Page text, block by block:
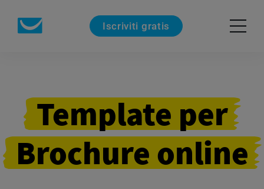
Iscriviti gratis
Template per
Brochure online